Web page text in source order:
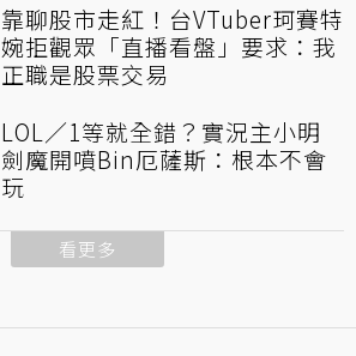
靠聊股市走紅！台VTuber珂賽特
婉拒觀眾「直播看盤」要求：我
正職是股票交易
LOL／1等就全錯？實況主小明
劍魔開噴Bin厄薩斯：根本不會
玩
看更多